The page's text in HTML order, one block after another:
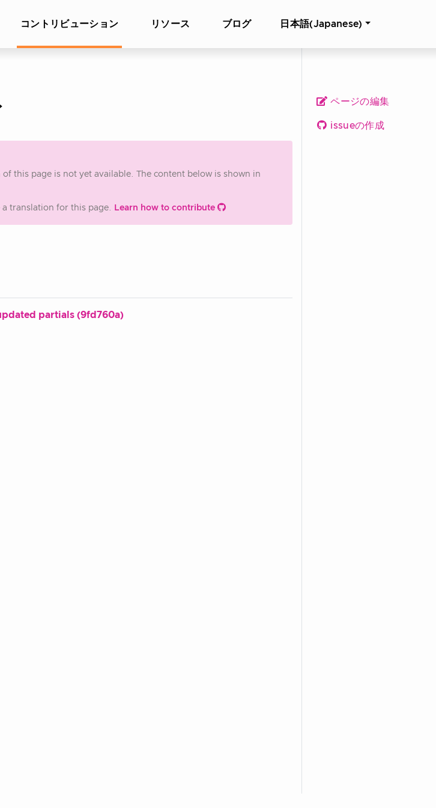
コントリビューション リソース ブログ 日本語(Japanese)
ページの編集
issueの作成
this page is not yet available. The content below is shown in
translation for this page. Learn how to contribute
partials (9fd760a)